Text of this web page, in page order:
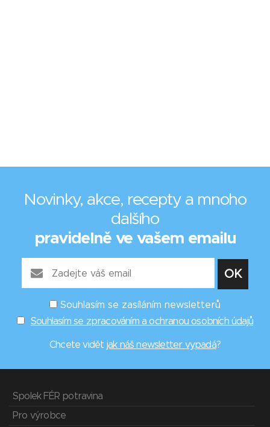
Novinky, akce, recepty a mnoho
dalšího
pravidelně ve vašem emailu
Souhlasím se zasíláním newsletterů
Souhlasím se zpracováním a ochranou osobních údajů
Chcete vidět jak náš newsletter vypadá?
Spolek FÉR potravina
Pro výrobce